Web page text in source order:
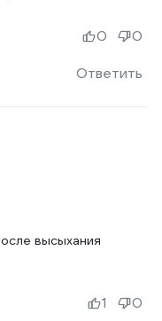
Ответить
0 0
высыхания
1 0